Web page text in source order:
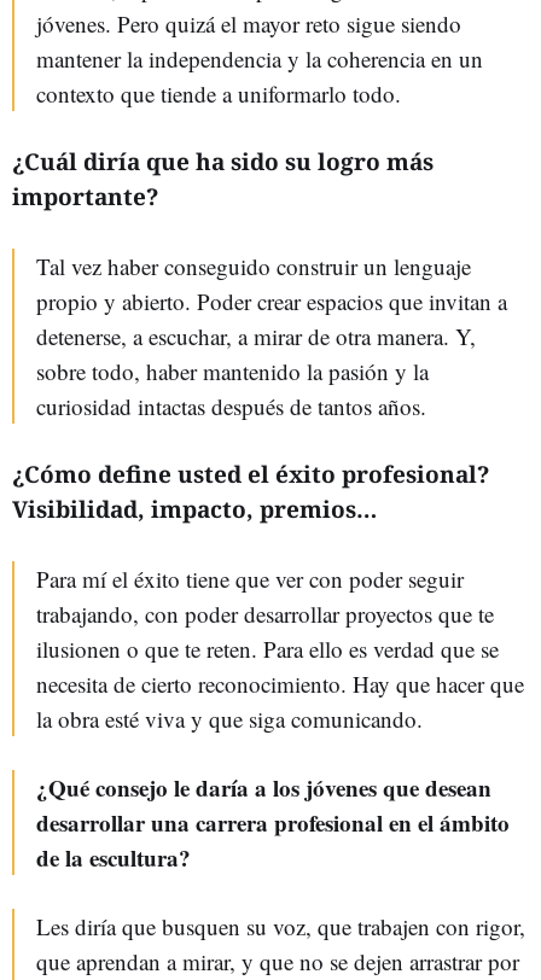
jóvenes. Pero quizá el mayor reto sigue siendo
mantener la independencia y la coherencia en un
contexto que tiende a uniformarlo todo.
¿Cuál diría que ha sido su logro más
importante?
Tal vez haber conseguido construir un lenguaje
propio y abierto. Poder crear espacios que invitan a
detenerse, a escuchar, a mirar de otra manera. Y,
sobre todo, haber mantenido la pasión y la
curiosidad intactas después de tantos años.
¿Cómo define usted el éxito profesional?
Visibilidad, impacto, premios…
Para mí el éxito tiene que ver con poder seguir
trabajando, con poder desarrollar proyectos que te
ilusionen o que te reten. Para ello es verdad que se
necesita de cierto reconocimiento. Hay que hacer que
la obra esté viva y que siga comunicando.
¿Qué consejo le daría a los jóvenes que desean
desarrollar una carrera profesional en el ámbito
de la escultura?
Les diría que busquen su voz, que trabajen con rigor,
que aprendan a mirar, y que no se dejen arrastrar por